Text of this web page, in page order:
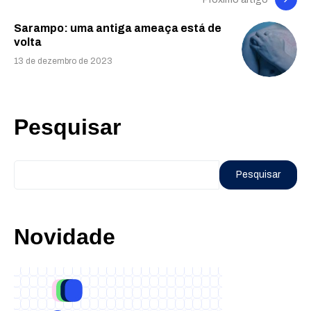
Sarampo: uma antiga ameaça está de
volta
13 de dezembro de 2023
Pesquisar
Pesquisar
Novidade